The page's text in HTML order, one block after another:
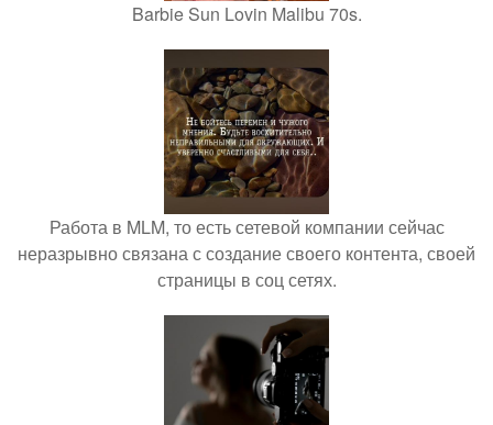
Barbie Sun Lovin Malibu 70s.
Работа в MLM, то есть сетевой компании сейчас
неразрывно связана с создание своего контента, своей
страницы в соц сетях.